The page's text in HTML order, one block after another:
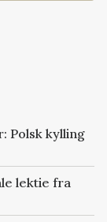
Polsk kylling
lektie fra